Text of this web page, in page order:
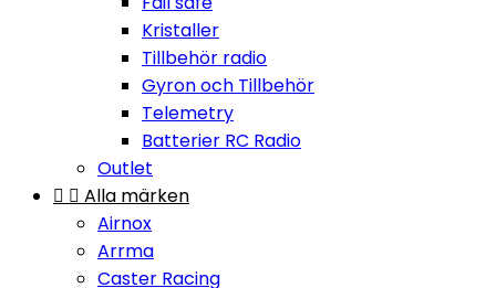
Kristaller
Tillbehör radio
Gyron och Tillbehör
Telemetry
Batterier RC Radio
Outlet
  Alla märken
Airnox
Arrma
Caster Racing